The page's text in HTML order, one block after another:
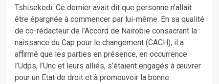
Tshisekedi. Ce dernier avait dit que personne n’allait
être épargnée à commencer par lui-même. En sa qualité
de co-rédacteur de l’Accord de Nairobie consacrant la
naissance du Cap pour le changement (CACH), il a
affirmé que les parties en présence, en occurrence
l’Udps, l’Unc et leurs alliés, s’étaient engagés à œuvrer
pour un Etat de droit et à promouvoir la bonne